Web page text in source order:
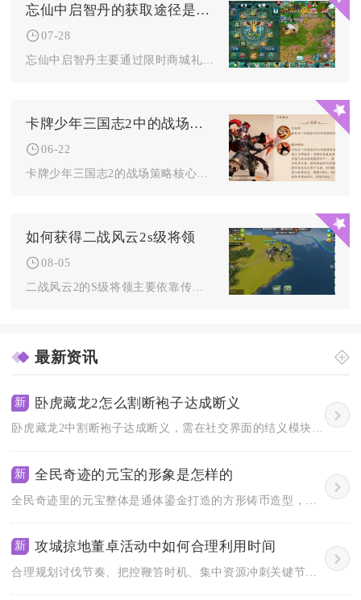
忘仙中启智丹的获取途径是什么
07-28
卡牌少年三国志2中的战场策略有什么要注意的
06-22
如何获得二战风云2s级将领
08-05
最新资讯
新 卧虎藏龙2怎么割断袍子达成断义
卧虎藏龙2中割断袍子达成断义，需在社交界面的结义模块发起割袍...
新 全民奇迹的元宝的形象是怎样的
新 攻城掠地董卓活动中如何合理利用时间